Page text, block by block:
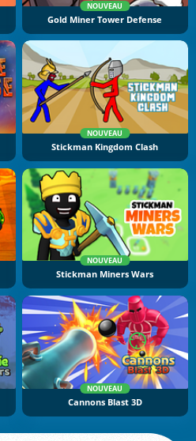
NOUVEAU
Gold Miner Tower Defense
NOUVEAU
Stickman Kingdom Clash
NOUVEAU
Stickman Miners Wars
NOUVEAU
Cannons Blast 3D